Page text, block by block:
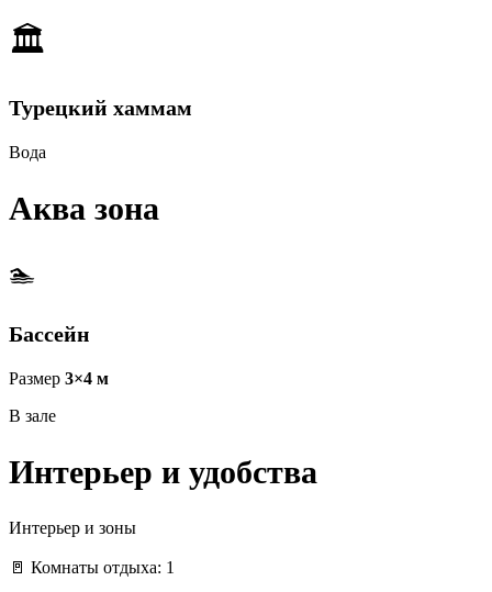
🏛
Турецкий хаммам
Вода
Аква зона
🏊
Бассейн
Размер 3×4 м
В зале
Интерьер и удобства
Интерьер и зоны
🚪 Комнаты отдыха: 1